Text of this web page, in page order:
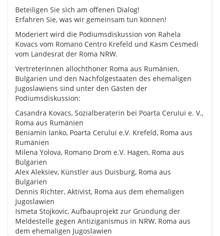
Beteiligen Sie sich am offenen Dialog!
Erfahren Sie, was wir gemeinsam tun können!
Moderiert wird die Podiumsdiskussion von Rahela
Kovacs vom Romano Centro Krefeld und Kasm Cesmedi
vom Landesrat der Roma NRW.
VertreterInnen allochthoner Roma aus Rumänien,
Bulgarien und den Nachfolgestaaten des ehemaligen
Jugoslawiens sind unter den Gästen der
Podiumsdiskussion:
Casandra Kovacs, Sozialberaterin bei Poarta Cerului e. V.,
Roma aus Rumänien
Beniamin Ianko, Poarta Cerului e.V. Krefeld, Roma aus
Rumänien
Milena Yolova, Romano Drom e.V. Hagen, Roma aus
Bulgarien
Alex Aleksiev, Künstler aus Duisburg, Roma aus
Bulgarien
Dennis Richter, Aktivist, Roma aus dem ehemaligen
Jugoslawien
Ismeta Stojkovic, Aufbauprojekt zur Gründung der
Meldestelle gegen Antiziganismus in NRW, Roma aus
dem ehemaligen Jugoslawien